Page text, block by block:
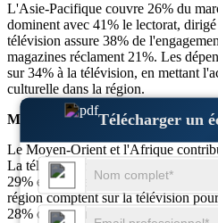
Télécharger un
L'Asie-Pacifique couvre 26% du
dominent avec 41% le lectorat,
télévision assure 38% de
magazines réclament 21%. Les
sur 34% à la télévision, en mettant
culturelle dans la région.
Moyen-Orient et Afrique
Le Moyen-Orient et l'Afrique
La télévision représente 47% de la
29% et des magazines 24%. Environ
région comptent sur la télévision
28% continuent d'utiliser l'impression